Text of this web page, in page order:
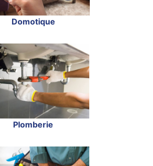
Domotique
Plomberie